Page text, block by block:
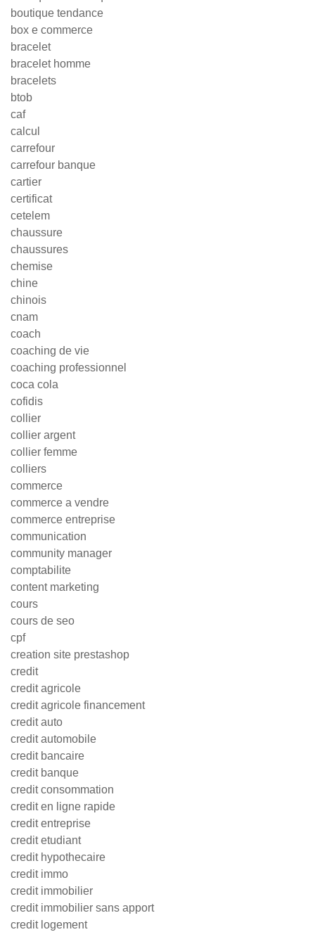
boutique tendance
box e commerce
bracelet
bracelet homme
bracelets
btob
caf
calcul
carrefour
carrefour banque
cartier
certificat
cetelem
chaussure
chaussures
chemise
chine
chinois
cnam
coach
coaching de vie
coaching professionnel
coca cola
cofidis
collier
collier argent
collier femme
colliers
commerce
commerce a vendre
commerce entreprise
communication
community manager
comptabilite
content marketing
cours
cours de seo
cpf
creation site prestashop
credit
credit agricole
credit agricole financement
credit auto
credit automobile
credit bancaire
credit banque
credit consommation
credit en ligne rapide
credit entreprise
credit etudiant
credit hypothecaire
credit immo
credit immobilier
credit immobilier sans apport
credit logement